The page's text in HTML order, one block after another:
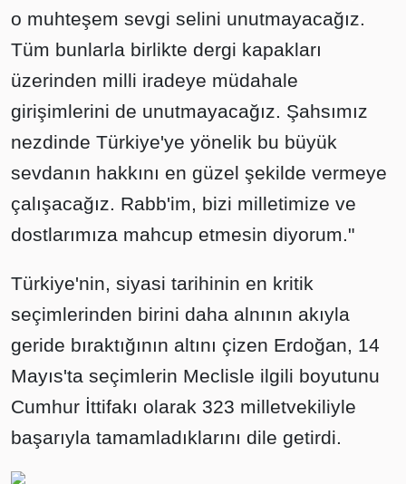
o muhteşem sevgi selini unutmayacağız.
Tüm bunlarla birlikte dergi kapakları
üzerinden milli iradeye müdahale
girişimlerini de unutmayacağız. Şahsımız
nezdinde Türkiye'ye yönelik bu büyük
sevdanın hakkını en güzel şekilde vermeye
çalışacağız. Rabb'im, bizi milletimize ve
dostlarımıza mahcup etmesin diyorum."
Türkiye'nin, siyasi tarihinin en kritik
seçimlerinden birini daha alnının akıyla
geride bıraktığının altını çizen Erdoğan, 14
Mayıs'ta seçimlerin Meclisle ilgili boyutunu
Cumhur İttifakı olarak 323 milletvekiliyle
başarıyla tamamladıklarını dile getirdi.